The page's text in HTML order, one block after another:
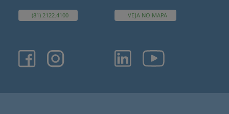
(81) 2122.4100 VEJA NO MAPA